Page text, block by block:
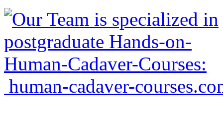
human-cadaver-